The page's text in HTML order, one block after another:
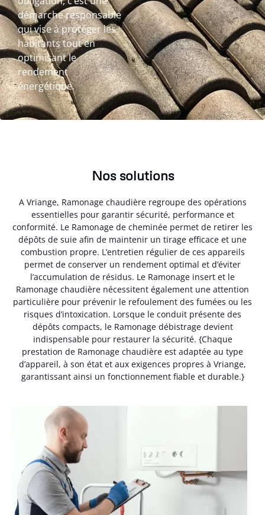
démarche responsable
qui vise à protéger les
habitants tout en
optimisant le
rendement
énergétique.
Nos solutions
A Vriange, Ramonage chaudière regroupe des opérations
essentielles pour garantir sécurité, performance et
conformité. Le Ramonage de cheminée permet de retirer les
dépôts de suie afin de maintenir un tirage efficace et une
combustion propre. L’entretien régulier de ces appareils
permet de conserver un rendement optimal et d’éviter
l’accumulation de résidus. Le Ramonage insert et le
Ramonage chaudière nécessitent également une attention
particulière pour prévenir le refoulement des fumées ou les
risques d’intoxication. Lorsque le conduit présente des
dépôts compacts, le Ramonage débistrage devient
indispensable pour restaurer la sécurité. {Chaque
prestation de Ramonage chaudière est adaptée au type
d’appareil, à son état et aux exigences propres à Vriange,
garantissant ainsi un fonctionnement fiable et durable.}